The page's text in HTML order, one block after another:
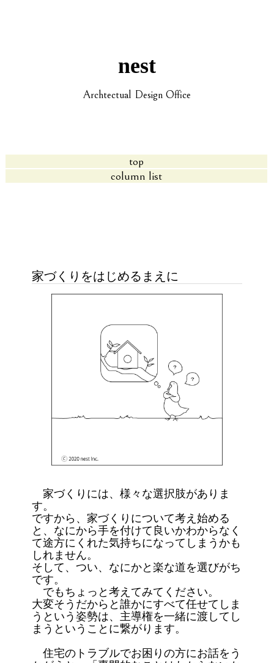
nest
Archtectual Design Office
top
column list
家づくりをはじめるまえに
家づくりには、様々な選択肢がありま
す。
ですから、家づくりについて考え始める
と、なにから手を付けて良いかわからなく
て途方にくれた気持ちになってしまうかも
しれません。
そして、つい、なにかと楽な道を選びがち
です。
でもちょっと考えてみてください。
大変そうだからと誰かにすべて任せてしま
うという姿勢は、主導権を一緒に渡してし
まうということに繋がります。
住宅のトラブルでお困りの方にお話をう